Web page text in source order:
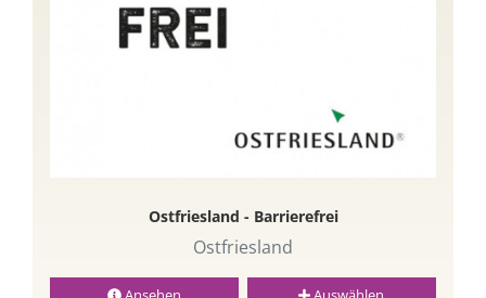
Ostfriesland - Barrierefrei
Ostfriesland